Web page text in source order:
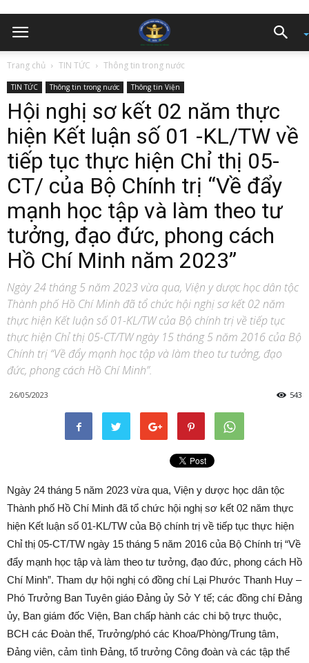
Trang chủ TIN TỨC Thông tin trong nước
TIN TỨC Thông tin trong nước Thông tin Viện
Hội nghị sơ kết 02 năm thực
hiện Kết luận số 01 -KL/TW về
tiếp tục thực hiện Chỉ thị 05-
CT/ của Bộ Chính trị “Về đẩy
mạnh học tập và làm theo tư
tưởng, đạo đức, phong cách
Hồ Chí Minh năm 2023”
Ngày 24 tháng 5 năm 2023 vừa qua, Viện y dược học dân tộc
Thành phố Hồ Chí Minh đã tổ chức hội nghị sơ kết 02 năm
thực hiện Kết luận số 01-KL/TW của Bộ chính trị về tiếp tục
thực hiện Chỉ thị 05-CT/TW ngày 15 tháng 5 năm 2016 của Bộ
Chính trị “Về đẩy mạnh học tập và làm theo tư tưởng, đạo
đức, phong cách Hồ Chí Minh”.
26/05/2023 543
Ngày 24 tháng 5 năm 2023 vừa qua, Viện y dược học dân tộc
Thành phố Hồ Chí Minh đã tổ chức hội nghị sơ kết 02 năm thực
hiện Kết luận số 01-KL/TW của Bộ chính trị về tiếp tục thực hiện
Chỉ thị 05-CT/TW ngày 15 tháng 5 năm 2016 của Bộ Chính trị “Về
đẩy mạnh học tập và làm theo tư tưởng, đạo đức, phong cách Hồ
Chí Minh”. Tham dự hội nghị có đồng chí Lại Phước Thanh Huy –
Phó Trưởng Ban Tuyên giáo Đảng ủy Sở Y tế; các đồng chí Đảng
ủy, Ban giám đốc Viện, Ban chấp hành các chi bộ trực thuộc,
BCH các Đoàn thể, Trưởng/phó các Khoa/Phòng/Trung tâm,
Đảng viên, cảm tình Đảng, tổ trưởng Công đoàn và các tập thể